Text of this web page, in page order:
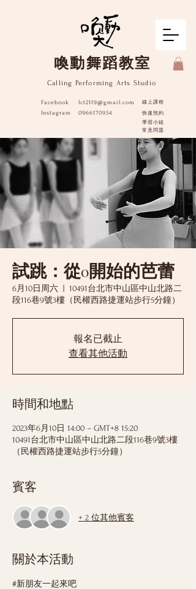
​喚動舞蹈教室
Calling Performing Arts Studio
線上課程
快速預約
學習小組
​常見問題
Facebook
Instagram
lct2119@gmail.com
0966170934
試跳：從0開始的芭蕾
6月10日周六
10491台北市中山區中山北路二
段116巷9號3樓（民權西路捷運站步行5分鐘）
報名已截止
查看其他活動
時間和地點
2023年6月10日 14:00 – GMT+8 15:20
10491台北市中山區中山北路二段116巷9號3樓
（民權西路捷運站步行5分鐘）
賓客
+ 2 位其他賓客
關於本活動
#新朋友一起來吧